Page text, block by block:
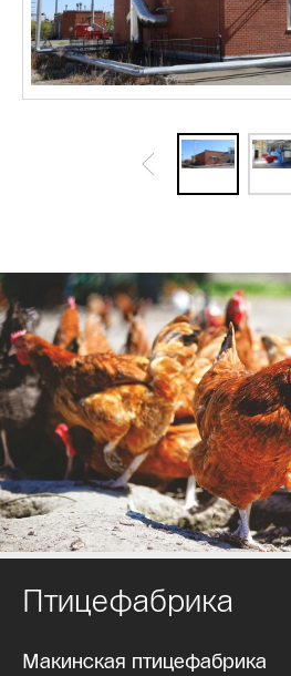
Птицефабрика
Макинская птицефабрика